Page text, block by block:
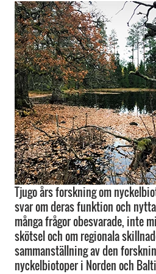
Tjugo års forskning om
svar om deras funktion och
många frågor obesvarade, inte
skötsel och om regionala
sammanställning av den
nyckelbiotoper i Norden och